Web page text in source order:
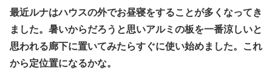
最近ルナはハウスの外でお昼寝をすることが多くなってき
ました。暑いからだろうと思いアルミの板を一番涼しいと
思われる廊下に置いてみたらすぐに使い始めました。
これ
から定位置になるかな。